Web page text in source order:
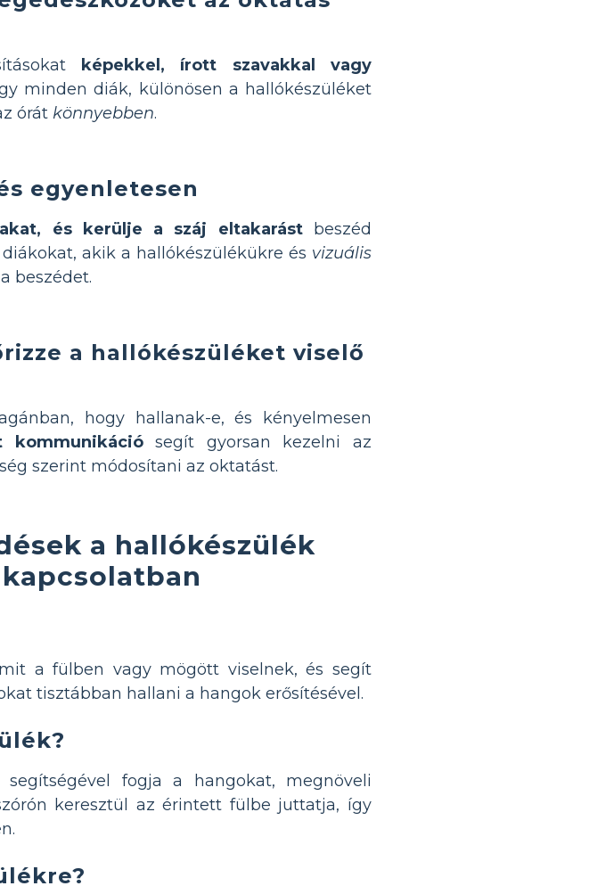
képekkel, írott szavakkal vagy
minden diák, különösen a hallókészüléket
órát könnyebben.
egyenletesen
és kerülje a száj eltakarástbeszéd
akik a hallókészülékükre és vizuális
beszédet.
a hallókészüléket viselő
hogy hallanak-e, és kényelmesen
kommunikációsegít gyorsan kezelni az
szerint módosítani az oktatást.
a hallókészülék
a fülben vagy mögött viselnek, és segít
tisztábban hallani a hangok erősítésével.
fogja a hangokat, megnöveli
keresztül az érintett fülbe juttatja, így